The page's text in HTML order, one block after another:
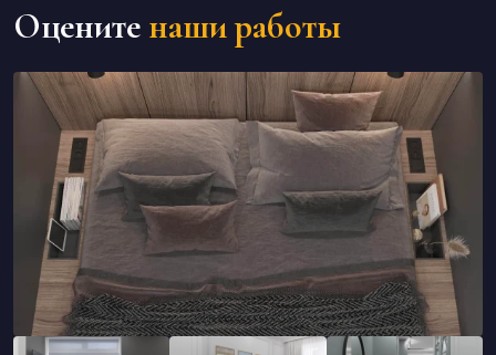
Оцените наши работы